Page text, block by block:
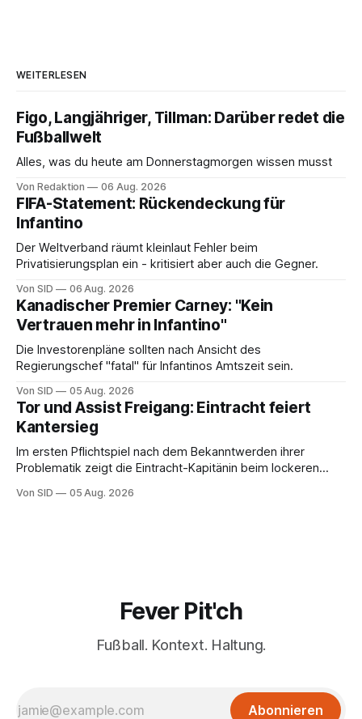
WEITERLESEN
Figo, Langjähriger, Tillman: Darüber redet die
Fußballwelt
Alles, was du heute am Donnerstagmorgen wissen musst
Von Redaktion 06 Aug. 2026
FIFA-Statement: Rückendeckung für
Infantino
Der Weltverband räumt kleinlaut Fehler beim
Privatisierungsplan ein - kritisiert aber auch die Gegner.
Von SID 06 Aug. 2026
Kanadischer Premier Carney: "Kein
Vertrauen mehr in Infantino"
Die Investorenpläne sollten nach Ansicht des
Regierungschef "fatal" für Infantinos Amtszeit sein.
Von SID 05 Aug. 2026
Tor und Assist Freigang: Eintracht feiert
Kantersieg
Im ersten Pflichtspiel nach dem Bekanntwerden ihrer
Problematik zeigt die Eintracht-Kapitänin beim lockeren
Von SID 05 Aug. 2026
Fever Pit'ch
Fußball. Kontext. Haltung.
Abonnieren